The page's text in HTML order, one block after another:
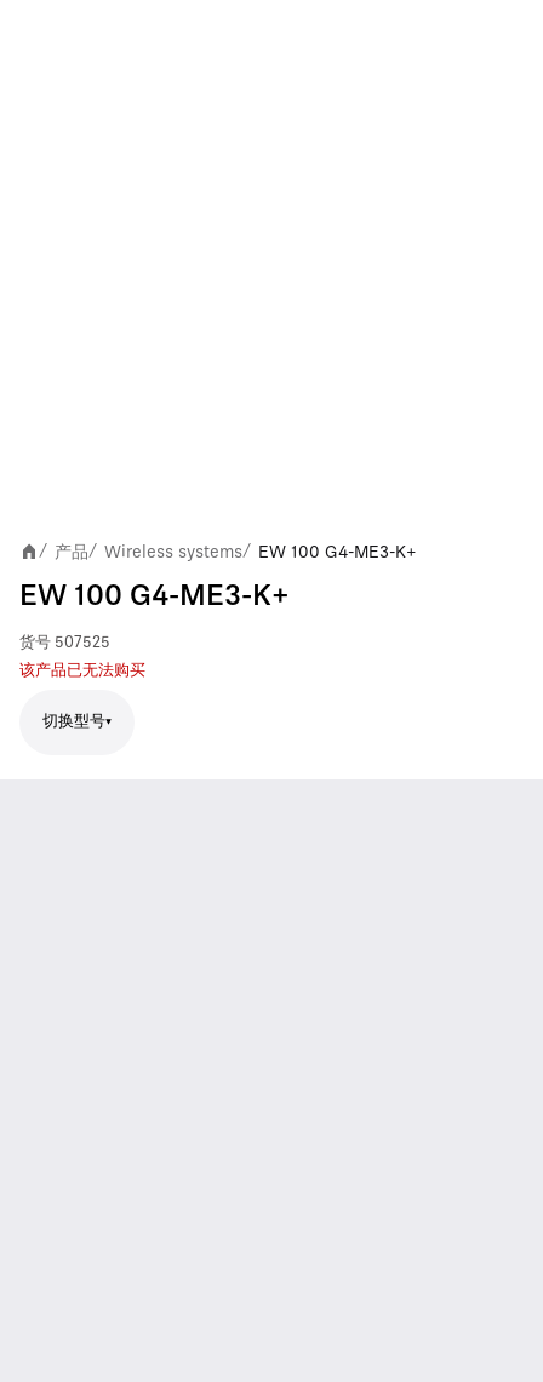
/ 产品/ Wireless systems/ EW 100 G4-ME3-K+
EW 100 G4-ME3-K+
货号 507525
该产品已无法购买
切换型号